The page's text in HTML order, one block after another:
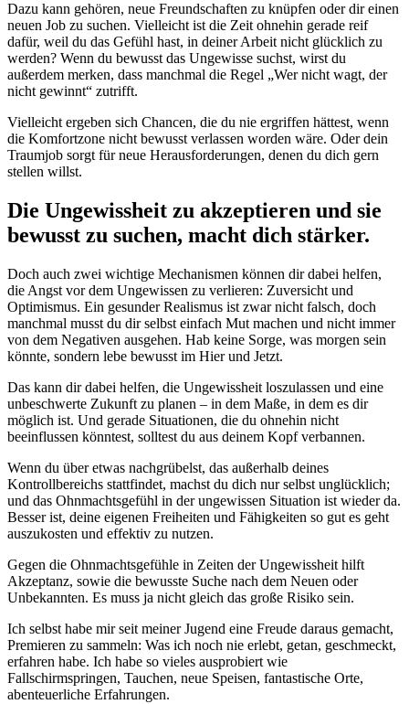
Dazu kann gehören, neue Freundschaften zu knüpfen oder dir einen
neuen Job zu suchen. Vielleicht ist die Zeit ohnehin gerade reif
dafür, weil du das Gefühl hast, in deiner Arbeit nicht glücklich zu
werden? Wenn du bewusst das Ungewisse suchst, wirst du
außerdem merken, dass manchmal die Regel „Wer nicht wagt, der
nicht gewinnt“ zutrifft.
Vielleicht ergeben sich Chancen, die du nie ergriffen hättest, wenn
die Komfortzone nicht bewusst verlassen worden wäre. Oder dein
Traumjob sorgt für neue Herausforderungen, denen du dich gern
stellen willst.
Die Ungewissheit zu akzeptieren und sie
bewusst zu suchen, macht dich stärker.
Doch auch zwei wichtige Mechanismen können dir dabei helfen,
die Angst vor dem Ungewissen zu verlieren: Zuversicht und
Optimismus. Ein gesunder Realismus ist zwar nicht falsch, doch
manchmal musst du dir selbst einfach Mut machen und nicht immer
von dem Negativen ausgehen. Hab keine Sorge, was morgen sein
könnte, sondern lebe bewusst im Hier und Jetzt.
Das kann dir dabei helfen, die Ungewissheit loszulassen und eine
unbeschwerte Zukunft zu planen – in dem Maße, in dem es dir
möglich ist. Und gerade Situationen, die du ohnehin nicht
beeinflussen könntest, solltest du aus deinem Kopf verbannen.
Wenn du über etwas nachgrübelst, das außerhalb deines
Kontrollbereichs stattfindet, machst du dich nur selbst unglücklich;
und das Ohnmachtsgefühl in der ungewissen Situation ist wieder da.
Besser ist, deine eigenen Freiheiten und Fähigkeiten so gut es geht
auszukosten und effektiv zu nutzen.
Gegen die Ohnmachtsgefühle in Zeiten der Ungewissheit hilft
Akzeptanz, sowie die bewusste Suche nach dem Neuen oder
Unbekannten. Es muss ja nicht gleich das große Risiko sein.
Ich selbst habe mir seit meiner Jugend eine Freude daraus gemacht,
Premieren zu sammeln: Was ich noch nie erlebt, getan, geschmeckt,
erfahren habe. Ich habe so vieles ausprobiert wie
Fallschirmspringen, Tauchen, neue Speisen, fantastische Orte,
abenteuerliche Erfahrungen.